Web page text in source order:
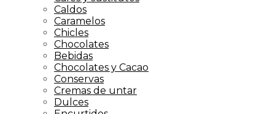
Caldos
Caramelos
Chicles
Chocolates
Bebidas
Chocolates y Cacao
Conservas
Cremas de untar
Dulces